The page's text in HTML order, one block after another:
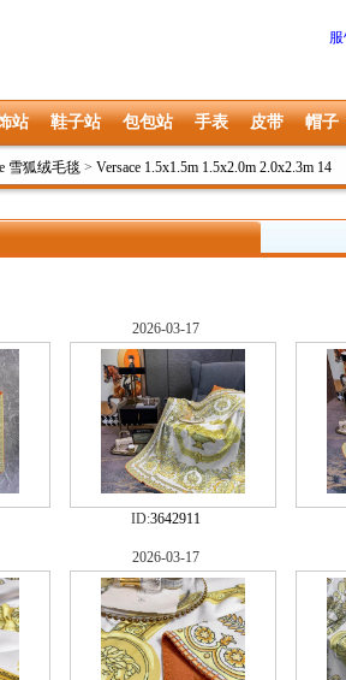
站 鞋子站 包包站 手表 皮带 帽子
雪狐绒毛毯 > Versace 1.5x1.5m 1.5x2.0m 2.0x2.3m 14
2026-03-17
ID:3642911
2026-03-17